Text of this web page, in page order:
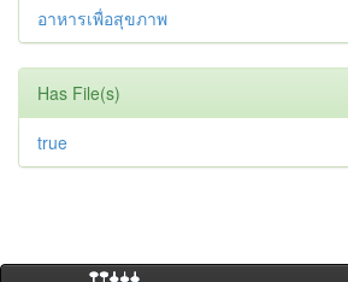
อาหารเพื่อสุขภาพ
Has File(s)
true